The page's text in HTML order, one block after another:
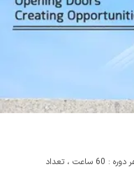
نوع برگزاری دوره: آنلاین/ آفلاین ، مدت زمان هر دوره : 60 ساعت ، تعداد